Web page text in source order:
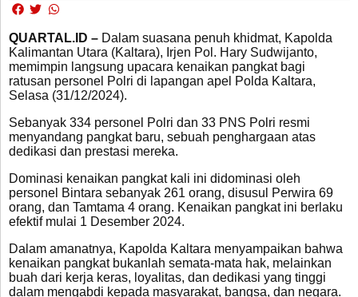
QUARTAL.ID – Dalam suasana penuh khidmat, Kapolda
Kalimantan Utara (Kaltara), Irjen Pol. Hary Sudwijanto,
memimpin langsung upacara kenaikan pangkat bagi
ratusan personel Polri di lapangan apel Polda Kaltara,
Selasa (31/12/2024).
Sebanyak 334 personel Polri dan 33 PNS Polri resmi
menyandang pangkat baru, sebuah penghargaan atas
dedikasi dan prestasi mereka.
Dominasi kenaikan pangkat kali ini didominasi oleh
personel Bintara sebanyak 261 orang, disusul Perwira 69
orang, dan Tamtama 4 orang. Kenaikan pangkat ini berlaku
efektif mulai 1 Desember 2024.
Dalam amanatnya, Kapolda Kaltara menyampaikan bahwa
kenaikan pangkat bukanlah semata-mata hak, melainkan
buah dari kerja keras, loyalitas, dan dedikasi yang tinggi
dalam mengabdi kepada masyarakat, bangsa, dan negara.